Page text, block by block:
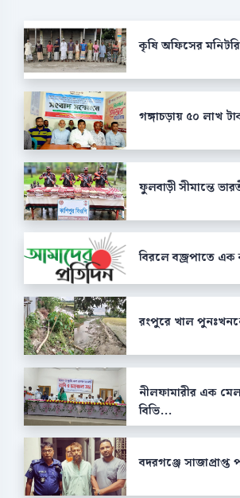
কৃষি অফিসের
গঙ্গাচড়ায় ৫০ লাখ
ফুলবাড়ী সীমান্তে
বিরলে বজ্রপাতে এক
রংপুরে খাল
নীলফামারীর এক
বিভি...
বদরগঞ্জে